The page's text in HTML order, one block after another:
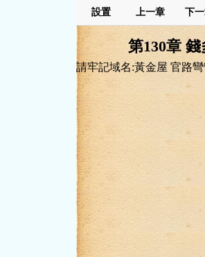
設置 上一章 下
第130章
請牢記域名:黃金屋 官路